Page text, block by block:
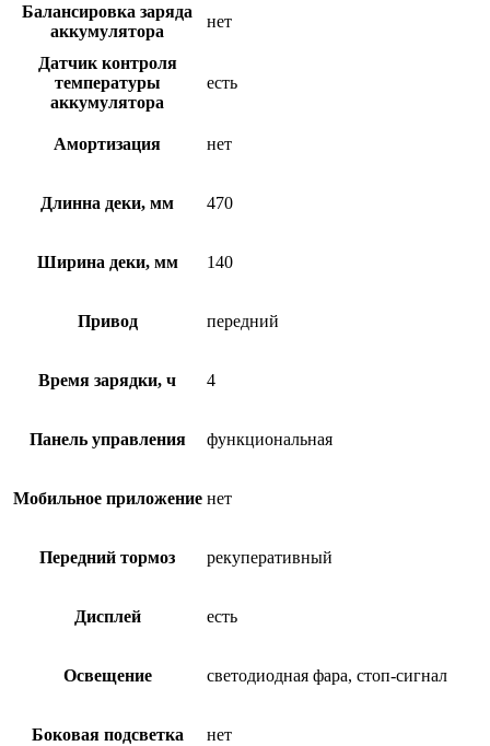
Балансировка заряда
аккумулятора
нет
Датчик контроля
температуры
аккумулятора
есть
Амортизация нет
Длинна деки, мм 470
Ширина деки, мм 140
Привод передний
Время зарядки, ч 4
Панель управления функциональная
Мобильное приложение нет
Передний тормоз рекуперативный
Дисплей есть
Освещение светодиодная фара, стоп-сигнал
Боковая подсветка нет